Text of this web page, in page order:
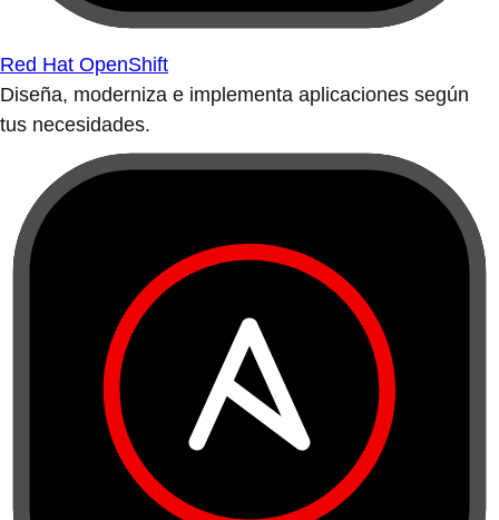
Red Hat OpenShift
Diseña, moderniza e implementa aplicaciones según
tus necesidades.